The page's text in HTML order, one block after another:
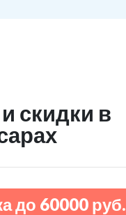
и скидки в
до 60000 руб.